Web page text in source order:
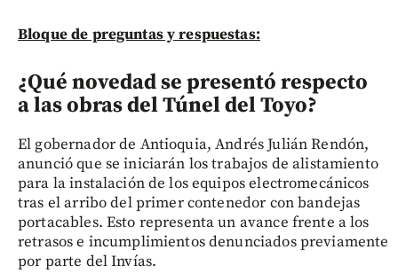
Bloque de preguntas y respuestas:
¿Qué novedad se presentó respecto
a las obras del Túnel del Toyo?
El gobernador de Antioquia, Andrés Julián Rendón,
anunció que se iniciarán los trabajos de alistamiento
para la instalación de los equipos electromecánicos
tras el arribo del primer contenedor con bandejas
portacables. Esto representa un avance frente a los
retrasos e incumplimientos denunciados previamente
por parte del Invías.